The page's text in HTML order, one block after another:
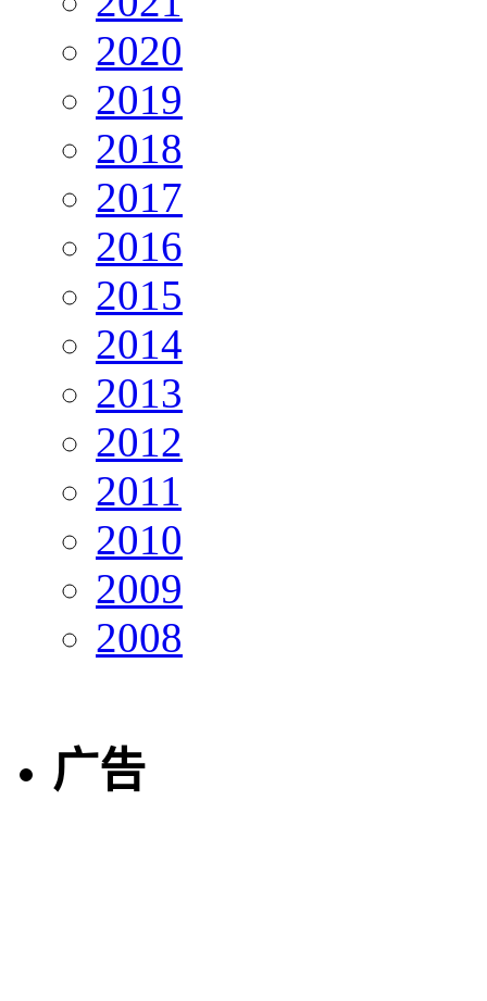
2020
2019
2018
2017
2016
2015
2014
2013
2012
2011
2010
2009
2008
广告